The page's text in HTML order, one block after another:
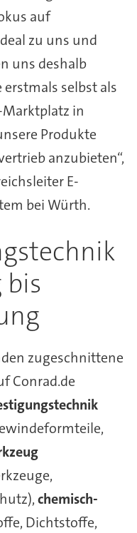
auf
zu uns und
uns deshalb
selbst als
in
Produkte
anzubieten“,
E-
bei Würth.
bis
zugeschnittene
Conrad.de
chemisch-
Dichtstoffe,